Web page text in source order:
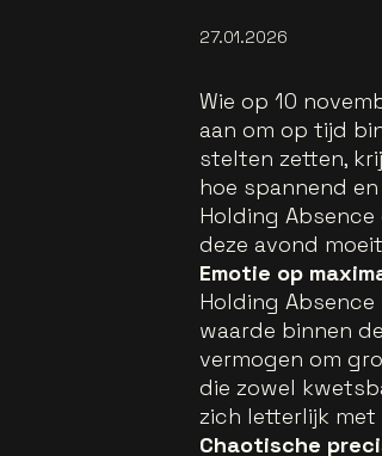
27.01.2026
Wie op 10
aan om op tijd
stelten zetten,
hoe spannend
Holding
deze avond
Emotie op
Holding
waarde binnen
vermogen om
die zowel
zich letterlijk met
Chaotische